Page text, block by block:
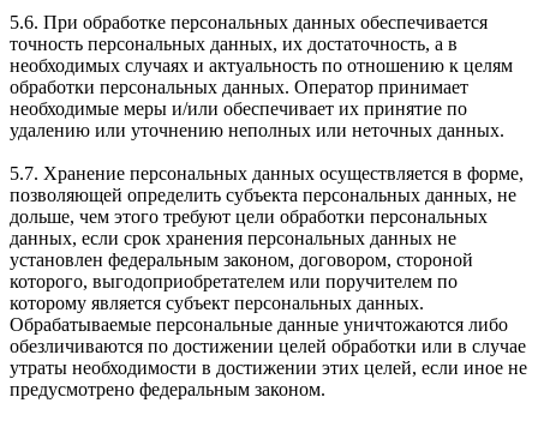
5.6. При обработке персональных данных обеспечивается
точность персональных данных, их достаточность, а в
необходимых случаях и актуальность по отношению к целям
обработки персональных данных. Оператор принимает
необходимые меры и/или обеспечивает их принятие по
удалению или уточнению неполных или неточных данных.
5.7. Хранение персональных данных осуществляется в форме,
позволяющей определить субъекта персональных данных, не
дольше, чем этого требуют цели обработки персональных
данных, если срок хранения персональных данных не
установлен федеральным законом, договором, стороной
которого, выгодоприобретателем или поручителем по
которому является субъект персональных данных.
Обрабатываемые персональные данные уничтожаются либо
обезличиваются по достижении целей обработки или в случае
утраты необходимости в достижении этих целей, если иное не
предусмотрено федеральным законом.